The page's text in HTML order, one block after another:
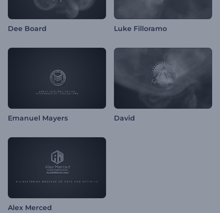
Dee Board Luke Filloramo
Emanuel Mayers David
Alex Merced